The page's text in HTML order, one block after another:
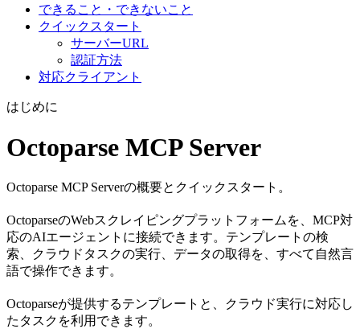
できること・できないこと
クイックスタート
サーバーURL
認証方法
対応クライアント
はじめに
Octoparse MCP Server
Octoparse MCP Serverの概要とクイックスタート。
OctoparseのWebスクレイピングプラットフォームを、MCP対
応のAIエージェントに接続できます。テンプレートの検
索、クラウドタスクの実行、データの取得を、すべて自然言
語で操作できます。
Octoparseが提供するテンプレートと、クラウド実行に対応し
たタスクを利用できます。